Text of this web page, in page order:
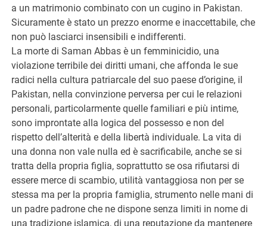
a un matrimonio combinato con un cugino in Pakistan.
Sicuramente è stato un prezzo enorme e inaccettabile, che
non può lasciarci insensibili e indifferenti.
La morte di Saman Abbas è un femminicidio, una
violazione terribile dei diritti umani, che affonda le sue
radici nella cultura patriarcale del suo paese d’origine, il
Pakistan, nella convinzione perversa per cui le relazioni
personali, particolarmente quelle familiari e più intime,
sono improntate alla logica del possesso e non del
rispetto dell’alterità e della libertà individuale. La vita di
una donna non vale nulla ed è sacrificabile, anche se si
tratta della propria figlia, soprattutto se osa rifiutarsi di
essere merce di scambio, utilità vantaggiosa non per se
stessa ma per la propria famiglia, strumento nelle mani di
un padre padrone che ne dispone senza limiti in nome di
una tradizione islamica, di una reputazione da mantenere